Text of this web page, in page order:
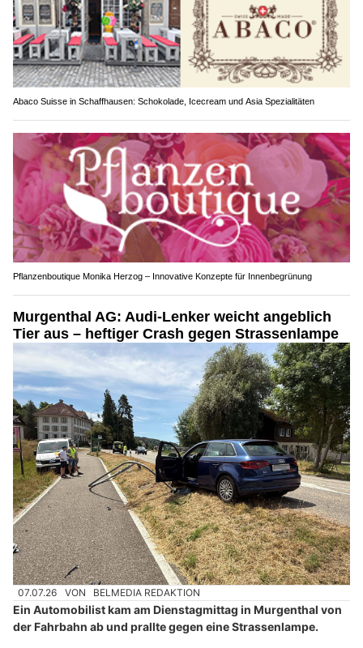
Abaco Suisse in Schaffhausen: Schokolade, Icecream und Asia Spezialitäten
Pflanzenboutique Monika Herzog – Innovative Konzepte für Innenbegrünung
Murgenthal AG: Audi-Lenker weicht angeblich
Tier aus – heftiger Crash gegen Strassenlampe
07.07.26 VON BELMEDIA REDAKTION
Ein Automobilist kam am Dienstagmittag in Murgenthal von
der Fahrbahn ab und prallte gegen eine Strassenlampe.